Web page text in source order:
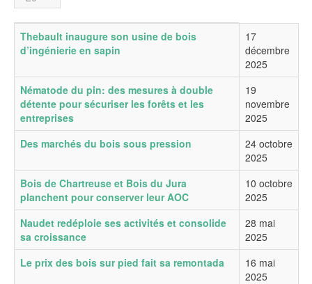
Titre Date de publication
Thebault inaugure son usine de bois
d’ingénierie en sapin
17
décembre
2025
Nématode du pin: des mesures à double
détente pour sécuriser les forêts et les
entreprises
19
novembre
2025
Des marchés du bois sous pression
24 octobre
2025
Bois de Chartreuse et Bois du Jura
planchent pour conserver leur AOC
10 octobre
2025
Naudet redéploie ses activités et consolide
sa croissance
28 mai
2025
Le prix des bois sur pied fait sa remontada
16 mai
2025